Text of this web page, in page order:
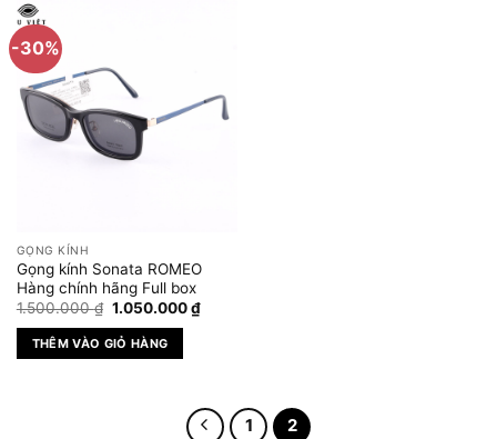
-30%
GỌNG KÍNH
Gọng kính Sonata ROMEO
Hàng chính hãng Full box
1.500.000₫ Giá
là:
1.500.000 ₫.
1.050.000₫Giá
hiện
THÊM VÀO GIỎ HÀNG
1 2